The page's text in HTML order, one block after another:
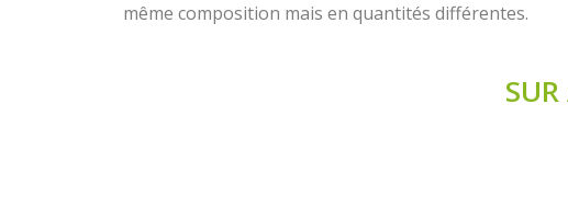
même composition mais en quantités différentes.